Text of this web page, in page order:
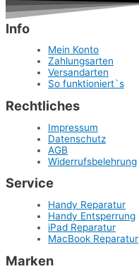
Info
Mein Konto
Zahlungsarten
Versandarten
So funktioniert`s
Rechtliches
Impressum
Datenschutz
AGB
Widerrufsbelehrung
Service
Handy Reparatur
Handy Entsperrung
iPad Reparatur
MacBook Reparatur
Marken